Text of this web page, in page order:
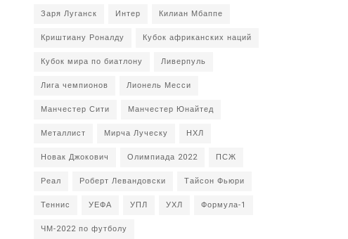
Заря Луганск
Интер
Килиан Мбаппе
Криштиану Роналду
Кубок африканских наций
Кубок мира по биатлону
Ливерпуль
Лига чемпионов
Лионель Месси
Манчестер Сити
Манчестер Юнайтед
Металлист
Мирча Луческу
НХЛ
Новак Джокович
Олимпиада 2022
ПСЖ
Реал
Роберт Левандовски
Тайсон Фьюри
Теннис
УЕФА УПЛ УХЛ
Формула-1
ЧМ-2022 по футболу